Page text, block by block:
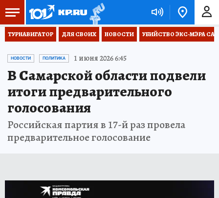
ТУРНАВИГАТОР ДЛЯ СВОИХ НОВОСТИ УБИЙСТВО ЭКС-МЭРА
НОВОСТИ ПОЛИТИКА 1 июня 2026 6:45
В Самарской области подвели
итоги предварительного
голосования
Российская партия в 17-й раз провела
предварительное голосование